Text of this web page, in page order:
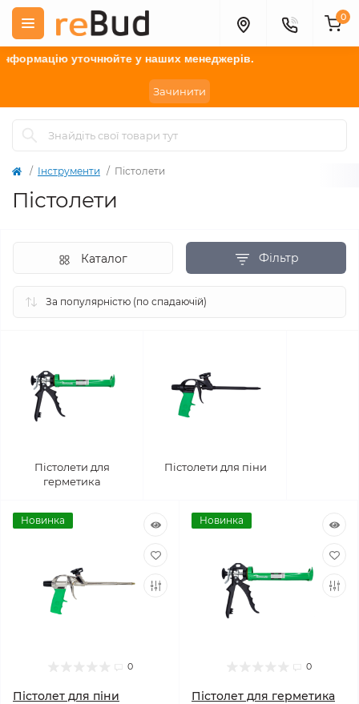
уточнюйтеу наших менеджерів.
Зачинити
0
Інструменти Пістолети
Пістолети
Фільтр
Каталог
Пістолети для
герметика
Пістолети для піни
Новинка
0
Пістолет для піни
Новинка
0
Пістолет для герметика